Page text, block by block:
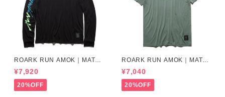
ROARK RUN AMOK｜MATHI
S LS col.BLACK FJORD
¥7,920
20%OFF
ROARK RUN AMOK｜MATHI
S CORE SS col.FOREST
¥7,040
20%OFF